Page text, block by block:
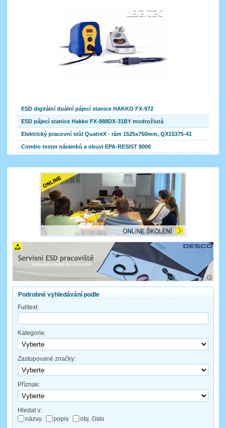
ESD digitální duální pájecí stanice HAKKO FX-972
ESD pájecí stanice Hakko FX-888DX-31BY modrožlutá
Elektrický pracovní stůl QuatreX - rám 1525x750mm, QX15375-41
Combo tester náramků a obuvi EPA-RESIST 8000
Podrobné vyhledávání podle
Fulltext:
Kategorie:
Zastupované značky:
Příznak:
Hledat v:
názvu
popis obj. číslo